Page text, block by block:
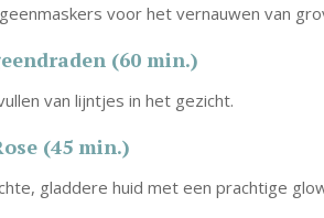
voor het vernauwen van
(60 min.)
van lijntjes in het gezicht.
(45 min.)
gladdere huid met een prachtige